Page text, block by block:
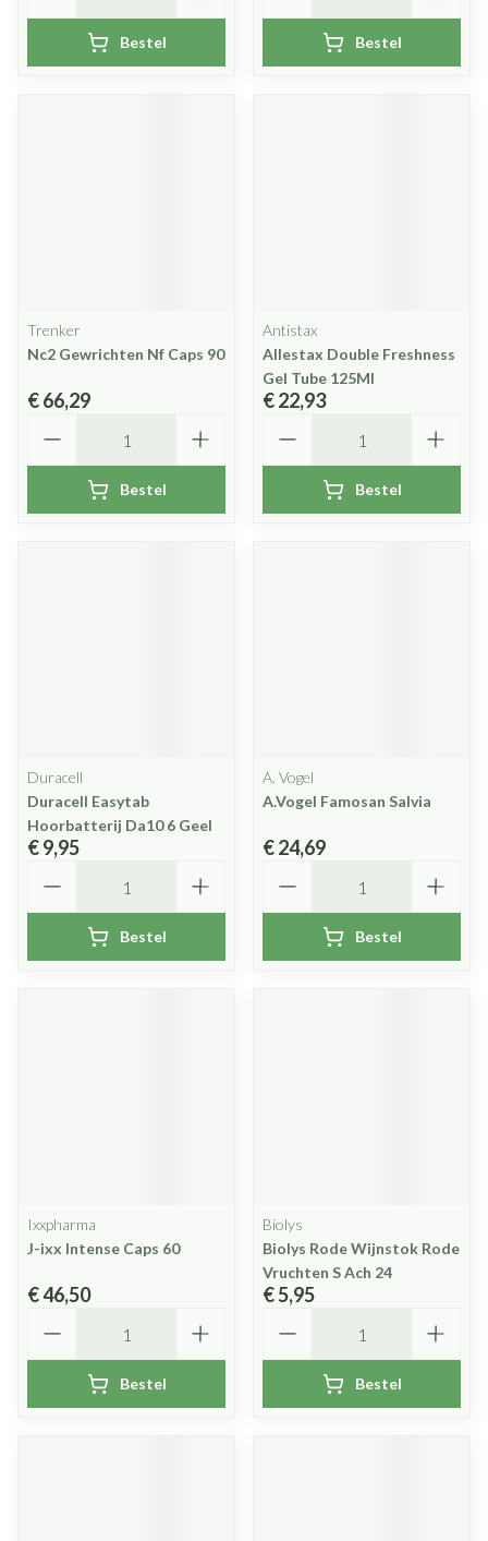
Bestel Bestel
Trenker
Nc2 Gewrichten Nf Caps 90
€ 66,29
Bestel
Antistax
Allestax Double Freshness
Gel Tube 125Ml
€ 22,93
Bestel
Duracell
Duracell Easytab
Hoorbatterij Da10 6 Geel
€ 9,95
Bestel
A. Vogel
A.Vogel Famosan Salvia
€ 24,69
Bestel
Ixxpharma
J-ixx Intense Caps 60
€ 46,50
Bestel
Biolys
Biolys Rode Wijnstok Rode
Vruchten S Ach 24
€ 5,95
Bestel